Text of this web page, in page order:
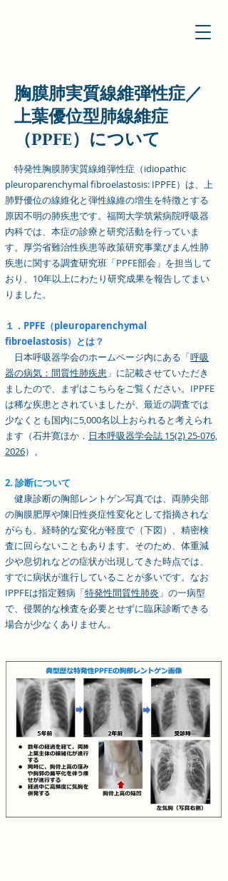
胸膜肺実質線維弾性症／
上葉優位型肺線維症
（PPFE）について
特発性胸膜肺実質線維弾性症（idiopathic
pleuroparenchymal fibroelastosis: IPPFE）は、上
肺野優位の線維化と弾性線維の増生を特徴とする
原因不明の肺疾患です。福岡大学筑紫病院呼吸器
内科では、本症の診療と研究活動を行っていま
す。厚労省難治性疾患等政策研究事業びまん性肺
疾患に関する調査研究班「PPFE部会」を担当して
おり、10年以上にわたり研究成果を報告してまい
りました。
１．PPFE（pleuroparenchymal
fibroelastosis）とは？
日本呼吸器学会のホームページ内にある「呼吸
器の病気：間質性肺疾患 」に記載させていただき
ましたので、まずはこちらをご覧ください。​IPPFE
は稀な疾患とされていましたが、最近の調査では
少なくとも国内に5,000名以上おられると考えられ
ます（石井寛ほか． 日本呼吸器学会誌 15(2) 25-076,
2026）。
2. 診断について
健康診断の胸部レントゲン写真では、両肺尖部
の胸膜肥厚や陳旧性炎症性変化として指摘されな
がらも、経時的な変化が軽度で（下図）、精密検
査に回らないこともあります。そのため、体重減
少や息切れなどの症状が出現してきた時点では、
すでに病状が進行していることが多いです。なお
IPPFEは指定難病「特発性間質性肺炎 」の一病型
で、侵襲的な検査を必要とせずに臨床診断できる
場合が少なくありません。